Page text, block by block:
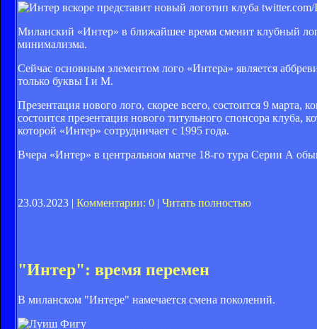
twitter.com/
Миланский «Интер» в ближайшее время сменит клубный
минимализма.
Сейчас основным элементом лого «Интера» является
только буквы I и M.
Презентация нового лого, скорее всего, состоится 9 марта,
состоится презентация нового титульного спонсора
которой «Интер» сотрудничает с 1995 года.
Вчера «Интер» в центральном матче 18-го тура Серии А
23.03.2023 | Комментарии: 0 | Читать полностью
"Интер": время перемен
В миланском "Интере" намечается смена поколений.